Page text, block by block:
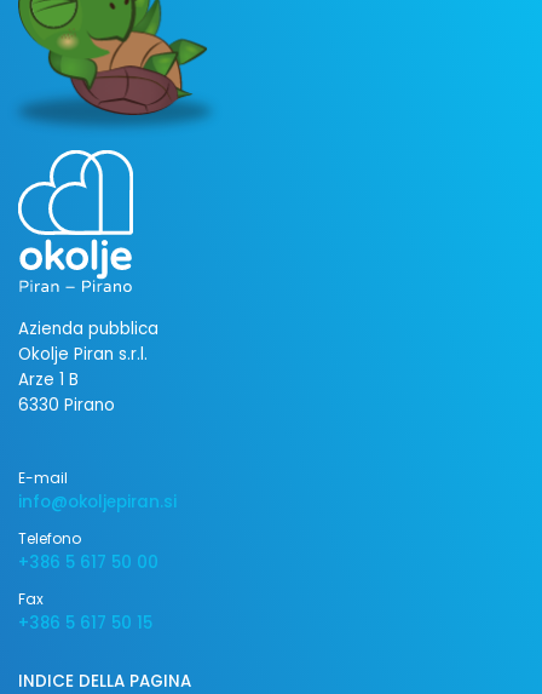
Azienda pubblica
Okolje Piran s.r.l.
Arze 1 B
6330 Pirano
E-mail
info@okoljepiran.si
Telefono
+386 5 617 50 00
Fax
+386 5 617 50 15
INDICE DELLA PAGINA